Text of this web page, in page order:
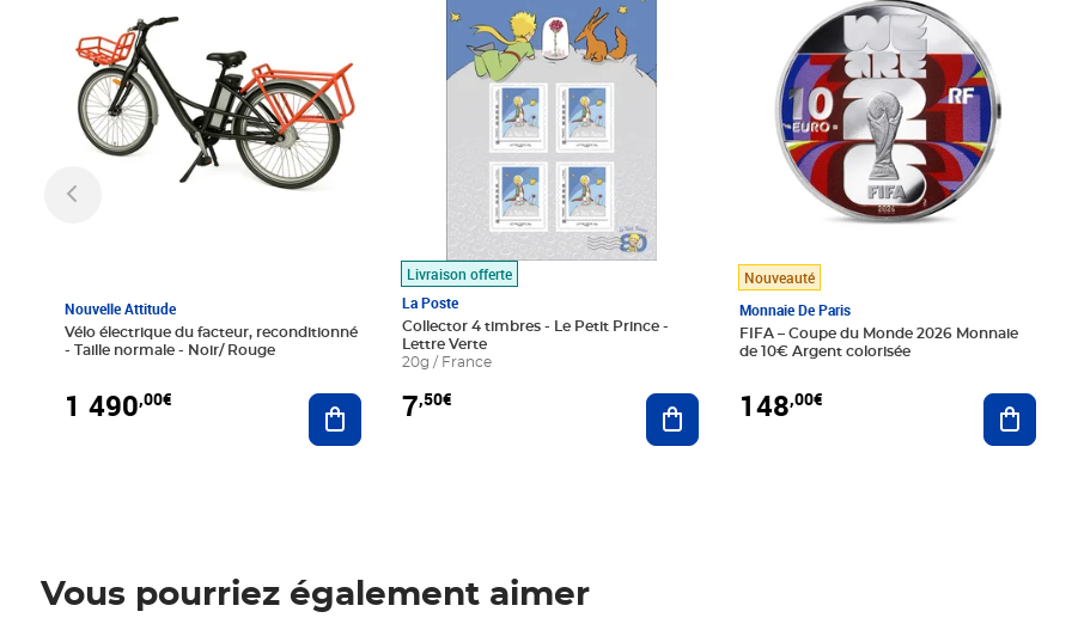
Nouvelle Attitude
Vélo électrique du facteur, reconditionné
- Taille normale - Noir/ Rouge
1 490,00€ Ajouter au panier
Livraison offerte
La Poste
Collector 4 timbres - Le Petit Prince -
Lettre Verte
20g / France
7,50€ Ajouter au panier
Nouveauté
Monnaie De Paris
FIFA – Coupe du Monde 2026 Monnaie
de 10€ Argent colorisée
148,00€
Vous pourriez également aimer